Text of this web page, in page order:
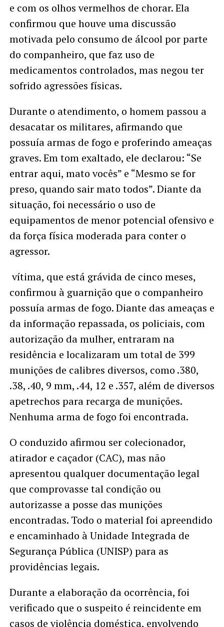
e com os olhos vermelhos de chorar. Ela
confirmou que houve uma discussão
motivada pelo consumo de álcool por parte
do companheiro, que faz uso de
medicamentos controlados, mas negou ter
sofrido agressões físicas.
Durante o atendimento, o homem passou a
desacatar os militares, afirmando que
possuía armas de fogo e proferindo ameaças
graves. Em tom exaltado, ele declarou: “Se
entrar aqui, mato vocês” e “Mesmo se for
preso, quando sair mato todos”. Diante da
situação, foi necessário o uso de
equipamentos de menor potencial ofensivo e
da força física moderada para conter o
agressor.
vítima, que está grávida de cinco meses,
confirmou à guarnição que o companheiro
possuía armas de fogo. Diante das ameaças e
da informação repassada, os policiais, com
autorização da mulher, entraram na
residência e localizaram um total de 399
munições de calibres diversos, como .380,
.38, .40, 9 mm, .44, 12 e .357, além de diversos
apetrechos para recarga de munições.
Nenhuma arma de fogo foi encontrada.
O conduzido afirmou ser colecionador,
atirador e caçador (CAC), mas não
apresentou qualquer documentação legal
que comprovasse tal condição ou
autorizasse a posse das munições
encontradas. Todo o material foi apreendido
e encaminhado à Unidade Integrada de
Segurança Pública (UNISP) para as
providências legais.
Durante a elaboração da ocorrência, foi
verificado que o suspeito é reincidente em
casos de violência doméstica, envolvendo